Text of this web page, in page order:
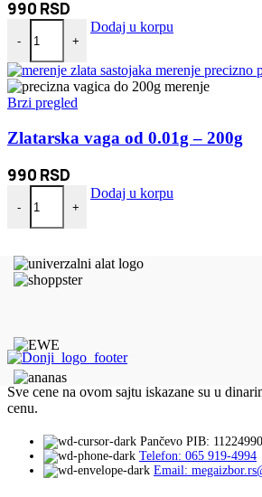
990 RSD
-
Višenamenska digitalna kantar vaga do 50kg
+
Dodaj u korpu
Brzi pregled
Zlatarska vaga od 0.01g – 200g
990 RSD
-
Zlatarska vaga od 0.01g - 200g količina
+
Dodaj u korpu
Sve cene na ovom sajtu iskazane su u
cenu.
Pančevo PIB:
Telefon: 065 919-4994
Email: